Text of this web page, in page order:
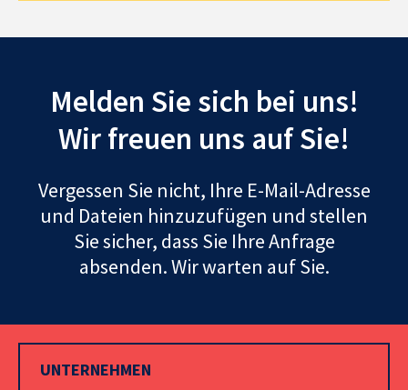
Melden Sie sich bei uns!
Wir freuen uns auf Sie!
Vergessen Sie nicht, Ihre E-Mail-Adresse
und Dateien hinzuzufügen und stellen
Sie sicher, dass Sie Ihre Anfrage
absenden. Wir warten auf Sie.